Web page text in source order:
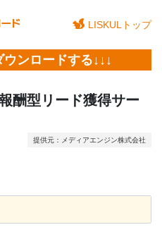
LISKULトップ
ンロードする↓↓↓
酬型リード獲得サー
提供元：メディアエンジン株式会社